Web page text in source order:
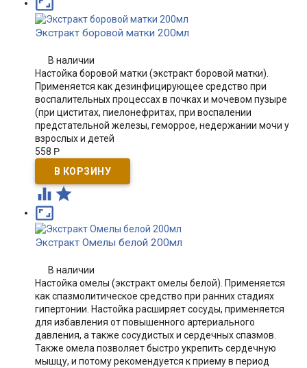
Экстракт боровой матки 200мл
В наличии
Настойка боровой матки (экстракт боровой матки​).
Применяется как дезинфицирующее средство при
воспалительных процессах в почках и мочевом пузыре
(при циститах, пиелонефритах, при воспалении
предстательной железы, геморрое, недержании мочи у
взрослых и детей
558 Р
 

Экстракт Омелы белой 200мл
В наличии
Настойка омелы (экстракт омелы белой). Применяется
как спазмолитическое средство при ранних стадиях
гипертонии. Настойка расширяет сосуды, применяется
для избавления от повышенного артериального
давления, а также сосудистых и сердечных спазмов.
Также омела позволяет быстро укрепить сердечную
мышцу, и потому рекомендуется к приему в период